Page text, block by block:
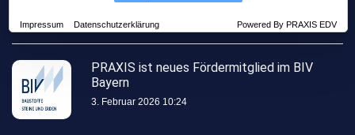
Impressum Datenschutzerklärung Powered By PRAXIS EDV
PRAXIS ist neues Fördermitglied im BIV
Bayern
3. Februar 2026 10:24